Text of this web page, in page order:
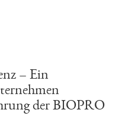
– Ein
der BIOPRO